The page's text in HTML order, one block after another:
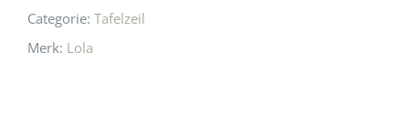
Categorie: Tafelzeil
Merk: Lola